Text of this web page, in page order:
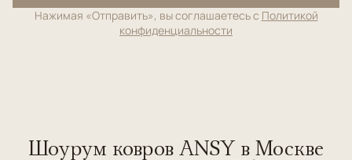
Нажимая «Отправить», вы соглашаетесь с Политикой
конфиденциальности
Шоурум ковров ANSY в Москве